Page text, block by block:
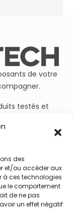
des
et/ou accéder aux
à ces technologies
le comportement
de ne pas
un effet négatif
de votre
testés et
sur
YouTube